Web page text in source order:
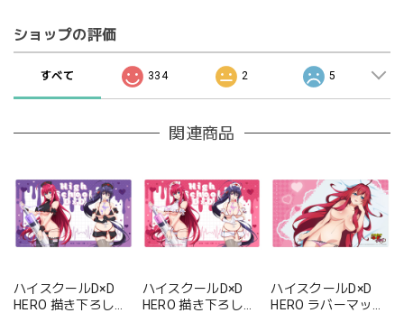
ショップの評価
すべて 334 2 5
関連商品
ハイスクールD×D
HERO 描き下ろしラ
ハイスクールD×D
HERO 描き下ろしラ
ハイスクールD×D
HERO ラバーマット